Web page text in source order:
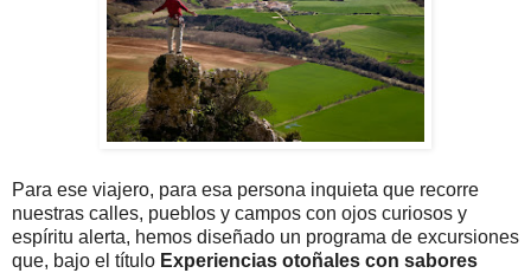
Para ese viajero, para esa persona inquieta que recorre
nuestras calles, pueblos y campos con ojos curiosos y
espíritu alerta, hemos diseñado un programa de excursiones
que, bajo el título Experiencias otoñales con sabores